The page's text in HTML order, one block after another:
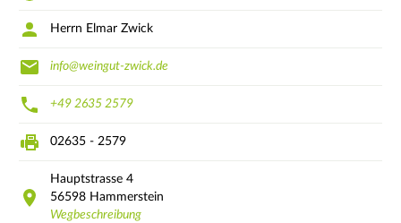
Herrn Elmar Zwick
info@weingut-zwick.de
+49 2635 2579
02635 - 2579
Hauptstrasse 4
56598 Hammerstein
Wegbeschreibung